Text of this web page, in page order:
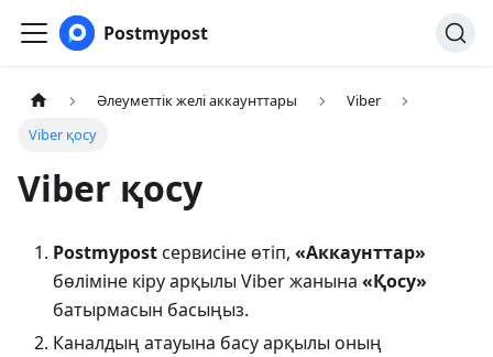
Postmypost
Әлеуметтік желі аккаунттары
Viber
Viber қосу
Viber қосу
Postmypostсервисіне өтіп, «Аккаунттар»
бөліміне кіру арқылы Viber жанына «Қосу»
батырмасын басыңыз.
Каналдың атауына басу арқылы оның